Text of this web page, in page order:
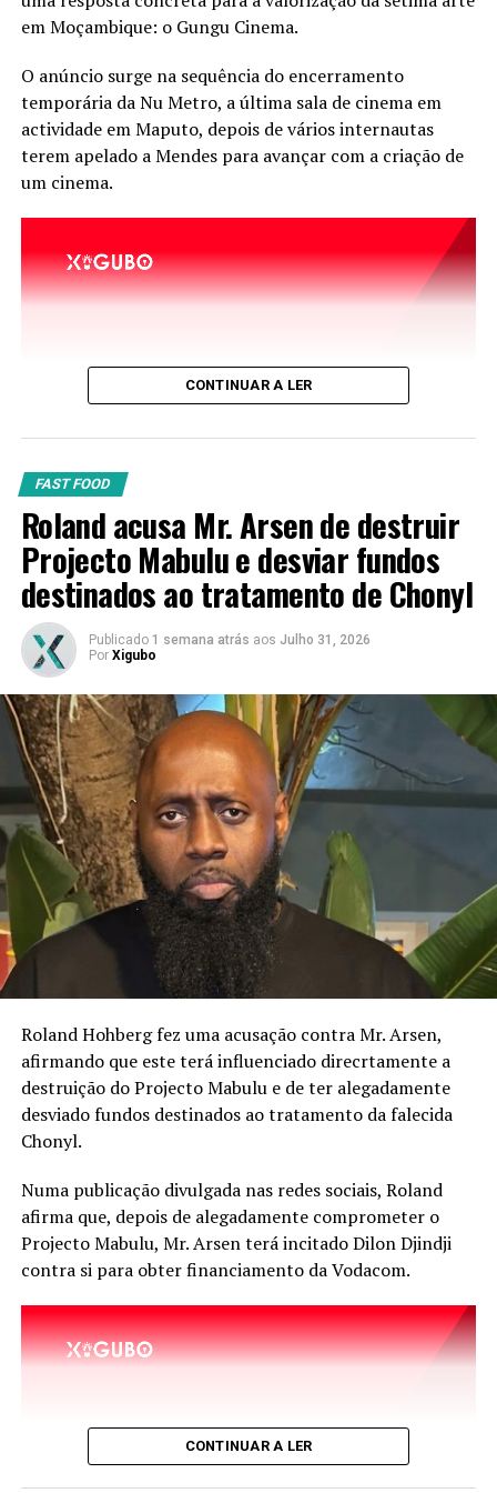
A Semana Mundial do Aleitamento Materno decorre
vida sustentável: fortaleça o que funciona.”
em Moçambique: o Gungu Cinema.
O anúncio surge na sequência do encerramento
temporária da Nu Metro, a última sala de cinema em
actividade em Maputo, depois de vários internautas
terem apelado a Mendes para avançar com a criação de
um cinema.
A resposta do actor foi acompanhada por uma reflexão
sobre o estado da cultura moçambicana, na qual defende
que o declínio cultural começou muito antes da actual
situação das salas de exibição.
Mendes recorda o desaparecimento gradual de bandas, a
redução da actividade teatral, o enfraquecimento de
instituições culturais, como a Companhia Nacional de
Canto e Dança, o desaparecimento de salas de cinema e
o afastamento da literatura do quotidiano dos
moçambicanos.
Para Gilberto Mendes, a cultura deixou de ser encarada
como um bem essencial para a formação da sociedade e,
como consequência, surgiram problemas como a perda
de civismo, o empobrecimento do debate público, a
degradação do uso da língua portuguesa e a crescente
valorização de conteúdos superficiais nas plataformas
Com o Gungu Cinema, Gilberto Mendes poderá ampliar
a sua contribuição para a preservação e promoção da
CONTINUAR A LER
FAST FOOD
Roland acusa Mr. Arsen de destruir
Projecto Mabulu e desviar fundos
destinados ao tratamento de Chonyl
Publicado 1 semana atrás aos Julho 31, 2026
Por Xigubo
Roland Hohberg fez uma acusação contra Mr. Arsen,
afirmando que este terá influenciado direcrtamente a
destruição do Projecto Mabulu e de ter alegadamente
desviado fundos destinados ao tratamento da falecida
Chonyl.
Numa publicação divulgada nas redes sociais, Roland
afirma que, depois de alegadamente comprometer o
Projecto Mabulu, Mr. Arsen terá incitado Dilon Djindji
contra si para obter financiamento da Vodacom.
CONTINUAR A LER